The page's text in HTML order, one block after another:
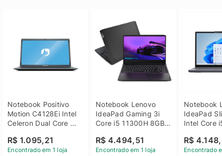
Notebook Positivo
Motion C4128Ei Intel
Celeron Dual Core
Linux 14 - 3002181
R$ 1.095,21
Encontrado em 1 loja
Notebook Lenovo
IdeaPad Gaming 3i
Core i5 11300H 8GB
GTX 1650 4GB 15.6
FHD Linux - Preto
R$ 4.494,51
Encontrado em 1 loja
Notebook
IdeaPad
Intel Core
SSD Win
R$
Encontrado